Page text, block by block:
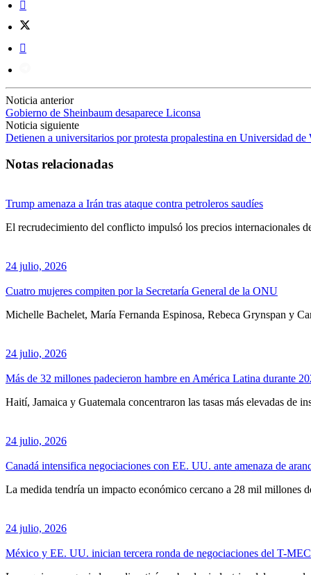
Noticia anterior
Gobierno de Sheinbaum desaparece Liconsa
Noticia siguiente
Detienen a universitarios por protesta propalestina en Universidad de
Notas relacionadas
Trump amenaza a Irán tras ataque contra petroleros saudíes
El recrudecimiento del conflicto impulsó los precios internacionales
24 julio, 2026
Cuatro mujeres compiten por la Secretaría General de la ONU
Michelle Bachelet, María Fernanda Espinosa, Rebeca Grynspan y
24 julio, 2026
Más de 32 millones padecieron hambre en América Latina durante
Haití, Jamaica y Guatemala concentraron las tasas más elevadas de
24 julio, 2026
Canadá intensifica negociaciones con EE. UU. ante amenaza de
La medida tendría un impacto económico cercano a 28 mil millones
24 julio, 2026
México y EE. UU. inician tercera ronda de negociaciones del T-MEC